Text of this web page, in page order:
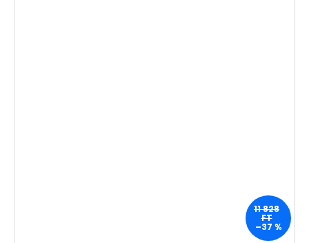
11 828
FT
–37 %